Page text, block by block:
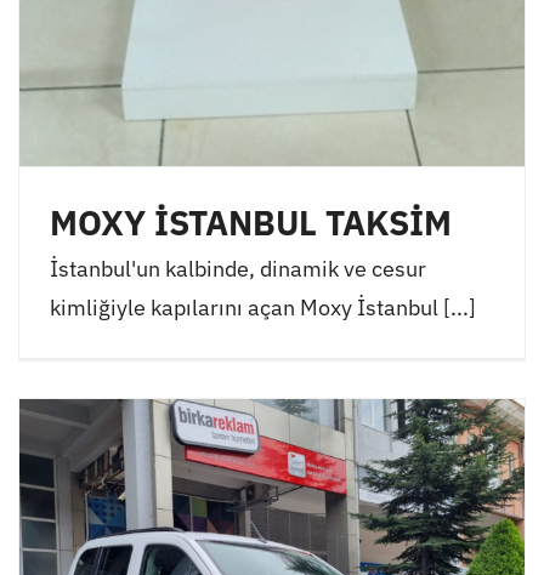
MOXY İSTANBUL TAKSİM
İstanbul'un kalbinde, dinamik ve cesur
kimliğiyle kapılarını açan Moxy İstanbul [...]